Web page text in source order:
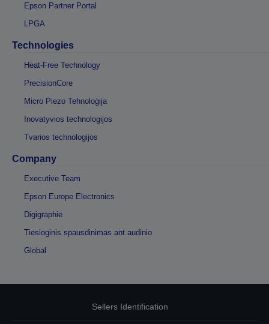
Epson Partner Portal
LPGA
Technologies
Heat-Free Technology
PrecisionCore
Micro Piezo Tehnoloģija
Inovatyvios technologijos
Tvarios technologijos
Company
Executive Team
Epson Europe Electronics
Digigraphie
Tiesioginis spausdinimas ant audinio
Global
Sellers Identification